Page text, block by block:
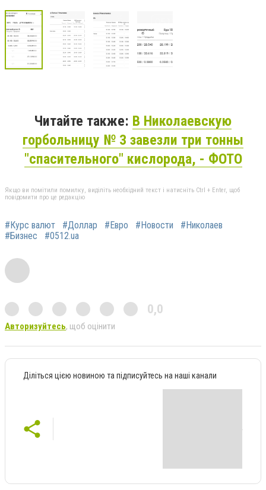
Читайте также: В Николаевскую
горбольницу № 3 завезли три тонны
"спасительного" кислорода, - ФОТО
Якщо ви помітили помилку, виділіть необхідний текст і натисніть Ctrl + Enter, щоб
повідомити про це редакцію
#Курс валют #Доллар #Евро #Новости
#Николаев
#Бизнес
#0512.ua
0,0
Авторизуйтесь, щоб оцінити
Діліться цією новиною та підписуйтесь на наші канали